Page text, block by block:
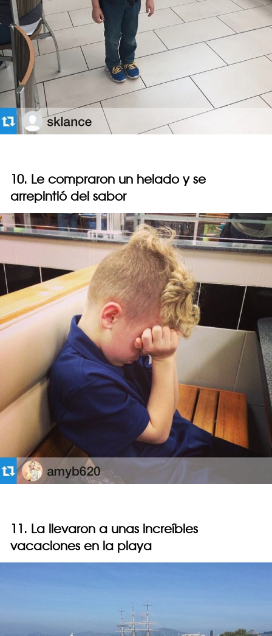
10. Le compraron un helado y se
arrepintió del sabor
11. La llevaron a unas increíbles
vacaciones en la playa